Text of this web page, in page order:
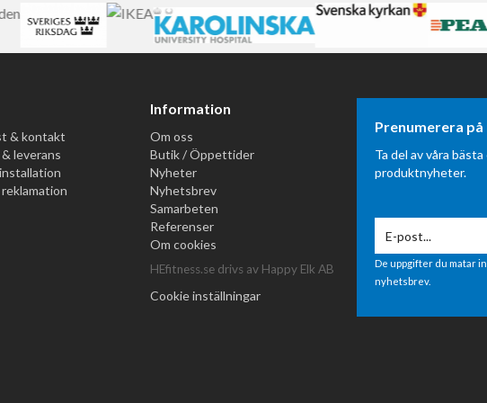
bröder sedan 2009 och har idag över 100 000 kunder — från privatpersoner
Vi har utsetts tillSveriges bästa leverantör av träningsutrustning
Sveavägen 107 i Stockholm. Snabb leverans i hela Sverige. Vid frågor om
& kontakt
leverans
Information
Om oss
Butik / Öppettider
Nyheter
Nyhetsbrev
Samarbeten
Referenser
Om cookies
HEfitness.se drivs av Happy Elk AB
Cookie inställningar
Prenumerera
Ta del av våra
produktnyheter.
De uppgifter du matar
nyhetsbrev.